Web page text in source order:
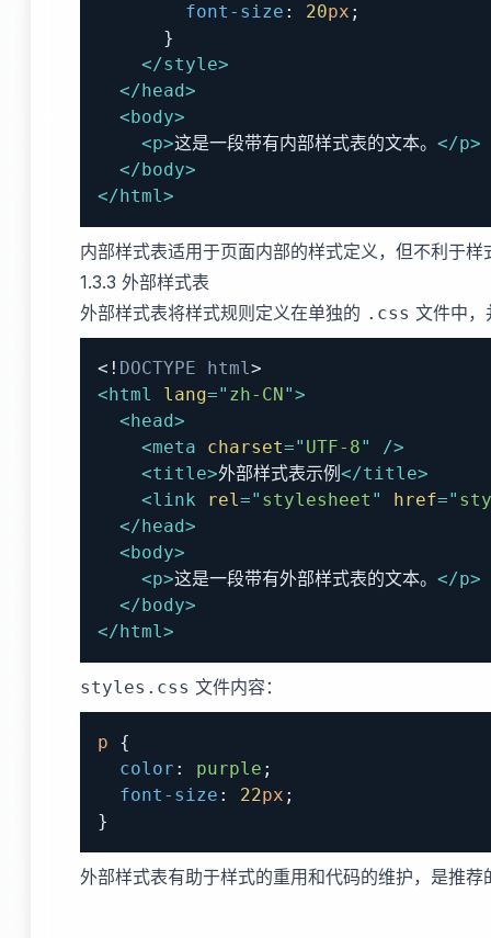
font-size : 20px ;
}
</style>
</head>
<body>
<p>这是一段带有内部样式表的文本。 </p>
</body>
</html>
内部样式表适用于页面内部的样式定义，但不利于样
1.3.3 外部样式表
外部样式表将样式规则定义在单独的 .css 文件中
<! DOCTYPE html>
<html lang=" zh-CN">
<head>
<meta charset=" UTF-8"
/>
<title>外部样式表示例 </title>
<link rel=" stylesheet " href="
</head>
<body>
<p>这是一段带有外部样式表的文本。 </p>
</body>
</html>
styles.css 文件内容：
p
{
color : purple ;
font-size : 22px ;
}
外部样式表有助于样式的重用和代码的维护，是推荐